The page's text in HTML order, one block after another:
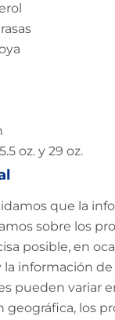
oz. y 29 oz.
que la
sobre los
posible, en
información de
pueden variar
geográfica, los